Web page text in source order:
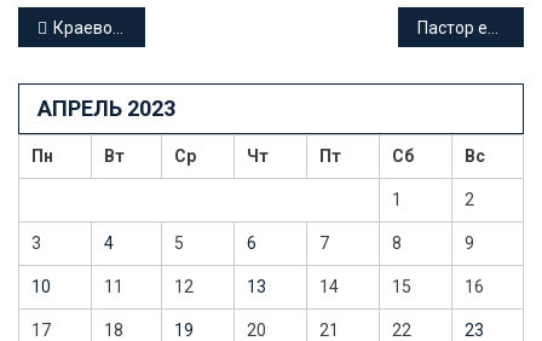
Навигация
по
записям
Краевой суд отменил условный приговор мужчине, устроившему стрельбу возле ночного клуба в Краснодаре
АПРЕЛЬ 2023
Пн Вт Ср Чт Пт Сб Вс
1 2
3 4 5 6 7 8 9
10 11 12 13 14 15 16
17 18 19 20 21 22 23